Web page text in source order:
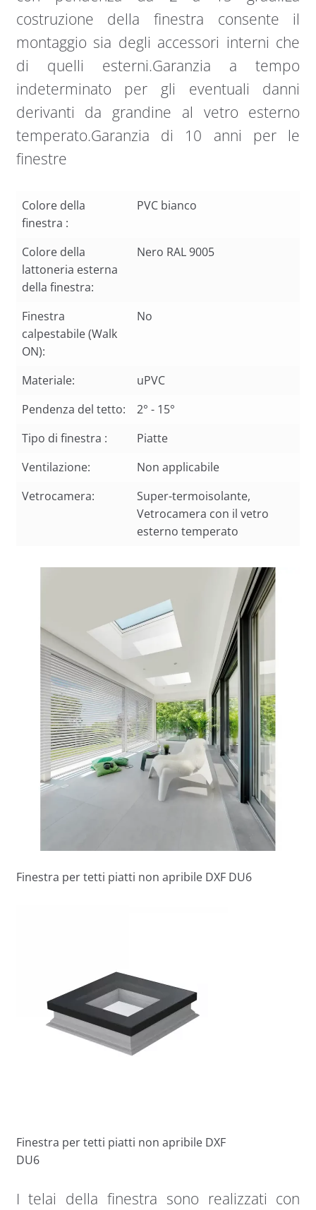
costruzione della finestra consente il
montaggio sia degli accessori interni che
di quelli esterni.Garanzia a tempo
indeterminato per gli eventuali danni
derivanti da grandine al vetro esterno
temperato.Garanzia di 10 anni per le
finestre
Colore della
finestra :
PVC bianco
Colore della
lattoneria esterna
della finestra:
Nero RAL 9005
Finestra
calpestabile (Walk
ON):
No
Materiale:
uPVC
Pendenza del tetto:
2° - 15°
Tipo di finestra :
Piatte
Ventilazione:
Non applicabile
Vetrocamera:
Super-termoisolante,
Vetrocamera con il vetro
esterno temperato
Finestra per tetti piatti non apribile DXF DU6
Finestra per tetti piatti non apribile DXF
DU6
I telai della finestra sono realizzati con